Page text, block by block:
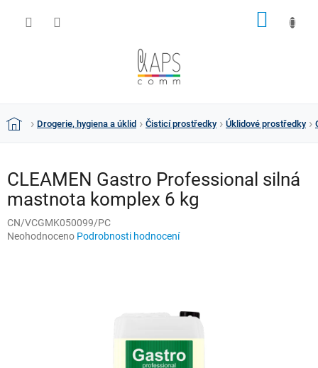
DomůDrogerie, hygiena a úklid Čisticí prostředky Úklidové prostředky
CLEAMEN Gastro Professional silná
mastnota komplex 6 kg
CN/VCGMK050099/PC
Průměrné
Neohodnoceno Podrobnosti hodnocení